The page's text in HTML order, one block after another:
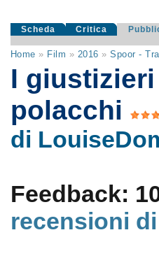
Scheda Critica
Home » Film » 2016 »Spoor -
I
polacchi
di
Feedback:
recensioni